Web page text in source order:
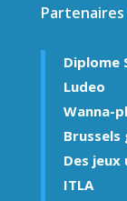
Partenaires
Diplome
Ludeo
Wanna-
Des jeux
ITLA